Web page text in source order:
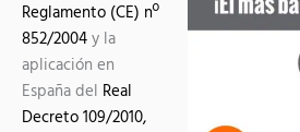
Reglamento (CE) nº
852/2004 y la
aplicación en
España del Real
Decreto 109/2010,